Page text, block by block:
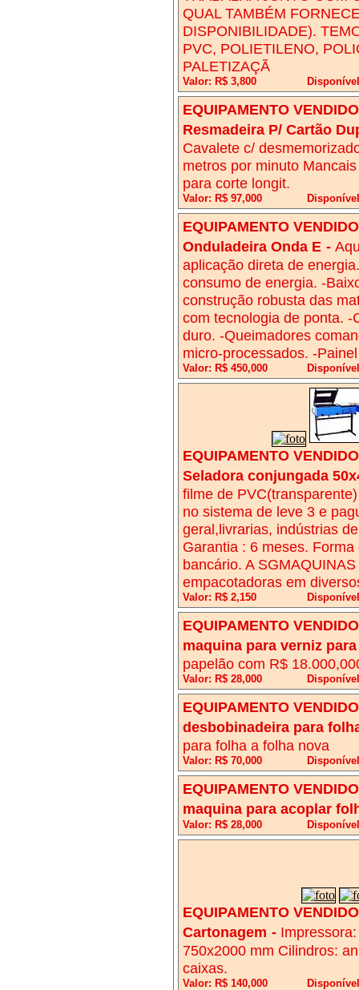
QUAL TAMBÉM
DISPONIBILIDADE).
PVC, POLIETILENO,
PALETIZAÇÃ
Valor: R$ 3,800
EQUIPAMENTO
Resmadeira P/ Cartão
Cavalete c/
metros por minuto
para corte longit.
Valor: R$ 97,000
EQUIPAMENTO
Onduladeira Onda E -
aplicação direta de
consumo de energia. -
construção robusta das
com tecnologia de ponta.
duro. -Queimadores
micro-processados. -
Valor: R$ 450,000
EQUIPAMENTO
Seladora conjungada
filme de
no sistema de leve 3 e
geral,livrarias, indústrias
Garantia : 6 meses.
bancário. A
empacotadoras em
Valor: R$ 2,150
EQUIPAMENTO
maquina para verniz
papelão com R$
Valor: R$ 28,000
EQUIPAMENTO
desbobinadeira para
para folha a folha nova
Valor: R$ 70,000
EQUIPAMENTO
maquina para acoplar
Valor: R$ 28,000
EQUIPAMENTO
Cartonagem -
750x2000 mm Cilindros:
caixas.
Valor: R$ 140,000